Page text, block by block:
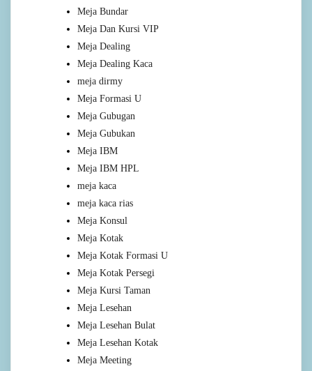
Meja Bundar
Meja Dan Kursi VIP
Meja Dealing
Meja Dealing Kaca
meja dirmy
Meja Formasi U
Meja Gubugan
Meja Gubukan
Meja IBM
Meja IBM HPL
meja kaca
meja kaca rias
Meja Konsul
Meja Kotak
Meja Kotak Formasi U
Meja Kotak Persegi
Meja Kursi Taman
Meja Lesehan
Meja Lesehan Bulat
Meja Lesehan Kotak
Meja Meeting